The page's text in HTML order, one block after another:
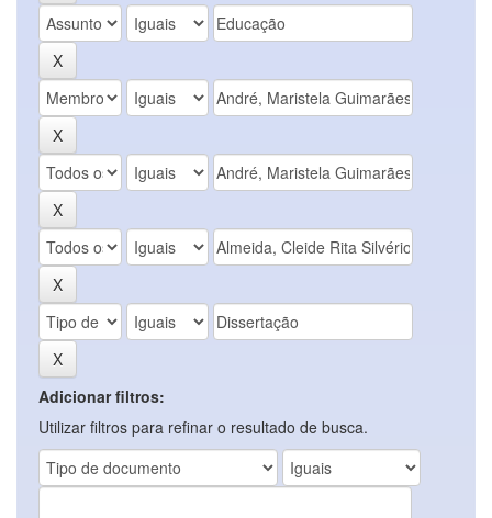
Adicionar filtros:
Utilizar filtros para refinar o resultado de busca.